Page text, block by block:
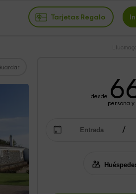
Tarjetas Regalo
desde
persona y